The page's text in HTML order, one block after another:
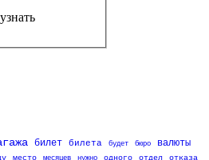
билет билета будет бюро валюты
место месяцев нужно одного отдел отказа